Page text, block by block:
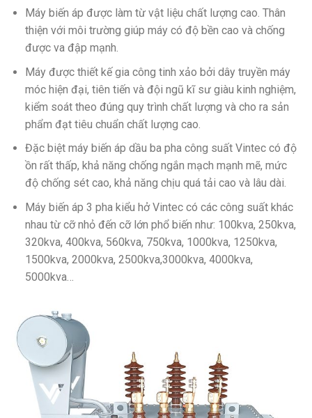
Máy biến áp được làm từ vật liệu chất lượng cao. Thân
thiện với môi trường giúp máy có độ bền cao và chống
được va đập mạnh.
Máy được thiết kế gia công tinh xảo bởi dây truyền máy
móc hiện đại, tiên tiến và đội ngũ kĩ sư giàu kinh nghiệm,
kiểm soát theo đúng quy trình chất lượng và cho ra sản
phẩm đạt tiêu chuẩn chất lượng cao.
Đặc biệt máy biến áp dầu ba pha công suất Vintec có độ
ồn rất thấp, khả năng chống ngắn mạch mạnh mẽ, mức
độ chống sét cao, khả năng chịu quá tải cao và lâu dài.
Máy biến áp 3 pha kiểu hở Vintec có các công suất khác
nhau từ cỡ nhỏ đến cỡ lớn phổ biến như: 100kva, 250kva,
320kva, 400kva, 560kva, 750kva, 1000kva, 1250kva,
1500kva, 2000kva, 2500kva,3000kva, 4000kva,
5000kva…